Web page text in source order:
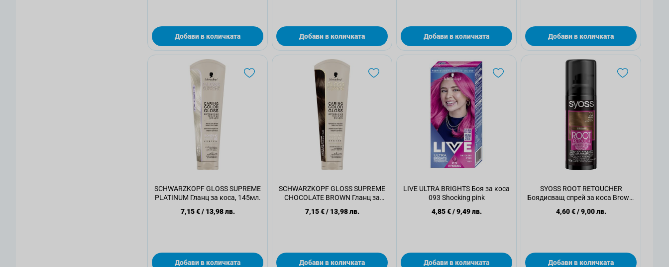
Добави в количката Добави в количката Добави в количката Добави в количката
SCHWARZKOPF GLOSS SUPREME
PLATINUM Гланц за коса, 145мл.
7,15 €/ 13,98 лв.
Добави в количката
SCHWARZKOPF GLOSS SUPREME
CHOCOLATE BROWN Гланц за
7,15 €/ 13,98 лв.
Добави в количката
LIVE ULTRA BRIGHTS Боя за коса
093 Shocking pink
4,85 €/9,49 лв.
Добави в количката
SYOSS ROOT RETOUCHER
Боядисващ спрей за коса Brown,
4,60 €/9,00 лв.
Добави в количката